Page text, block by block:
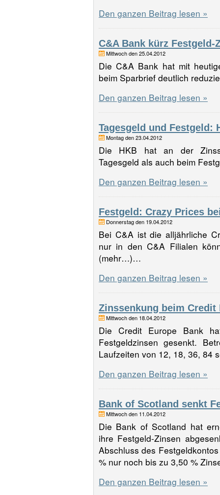
Den ganzen Beitrag lesen »
C&A Bank kürz
Mittwoch den 25.04.2012
Die C&A Bank hat mit
beim Sparbrief deutlich
Den ganzen Beitrag lesen »
Tagesgeld und Festgeld:
Montag den 23.04.2012
Die HKB hat an der
Tagesgeld als auch beim
Den ganzen Beitrag lesen »
Festgeld: Crazy Prices
Donnerstag den 19.04.2012
Bei C&A ist die alljährliche
nur in den C&A Filialen
(mehr…)…
Den ganzen Beitrag lesen »
Zinssenkung beim Credit
Mittwoch den 18.04.2012
Die Credit Europe Bank
Festgeldzinsen gesenkt.
Laufzeiten von 12, 18, 36,
Den ganzen Beitrag lesen »
Bank of Scotland senkt
Mittwoch den 11.04.2012
Die Bank of Scotland hat
ihre Festgeld-Zinsen
Abschluss des
% nur noch bis zu 3,50 %
Den ganzen Beitrag lesen »